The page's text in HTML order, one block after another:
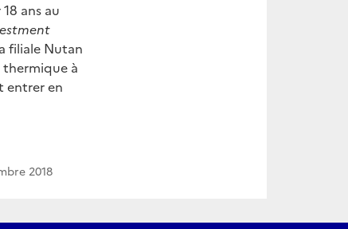
ans au
filiale Nutan
thermique à
entrer en
2018